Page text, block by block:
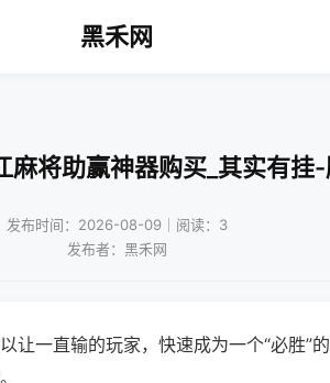
黑禾网
麻将助赢神器购买_其实有挂
发布时间：2026-08-09｜阅读：3
发布者：黑禾网
让一直输的玩家，快速成为一个“必胜”